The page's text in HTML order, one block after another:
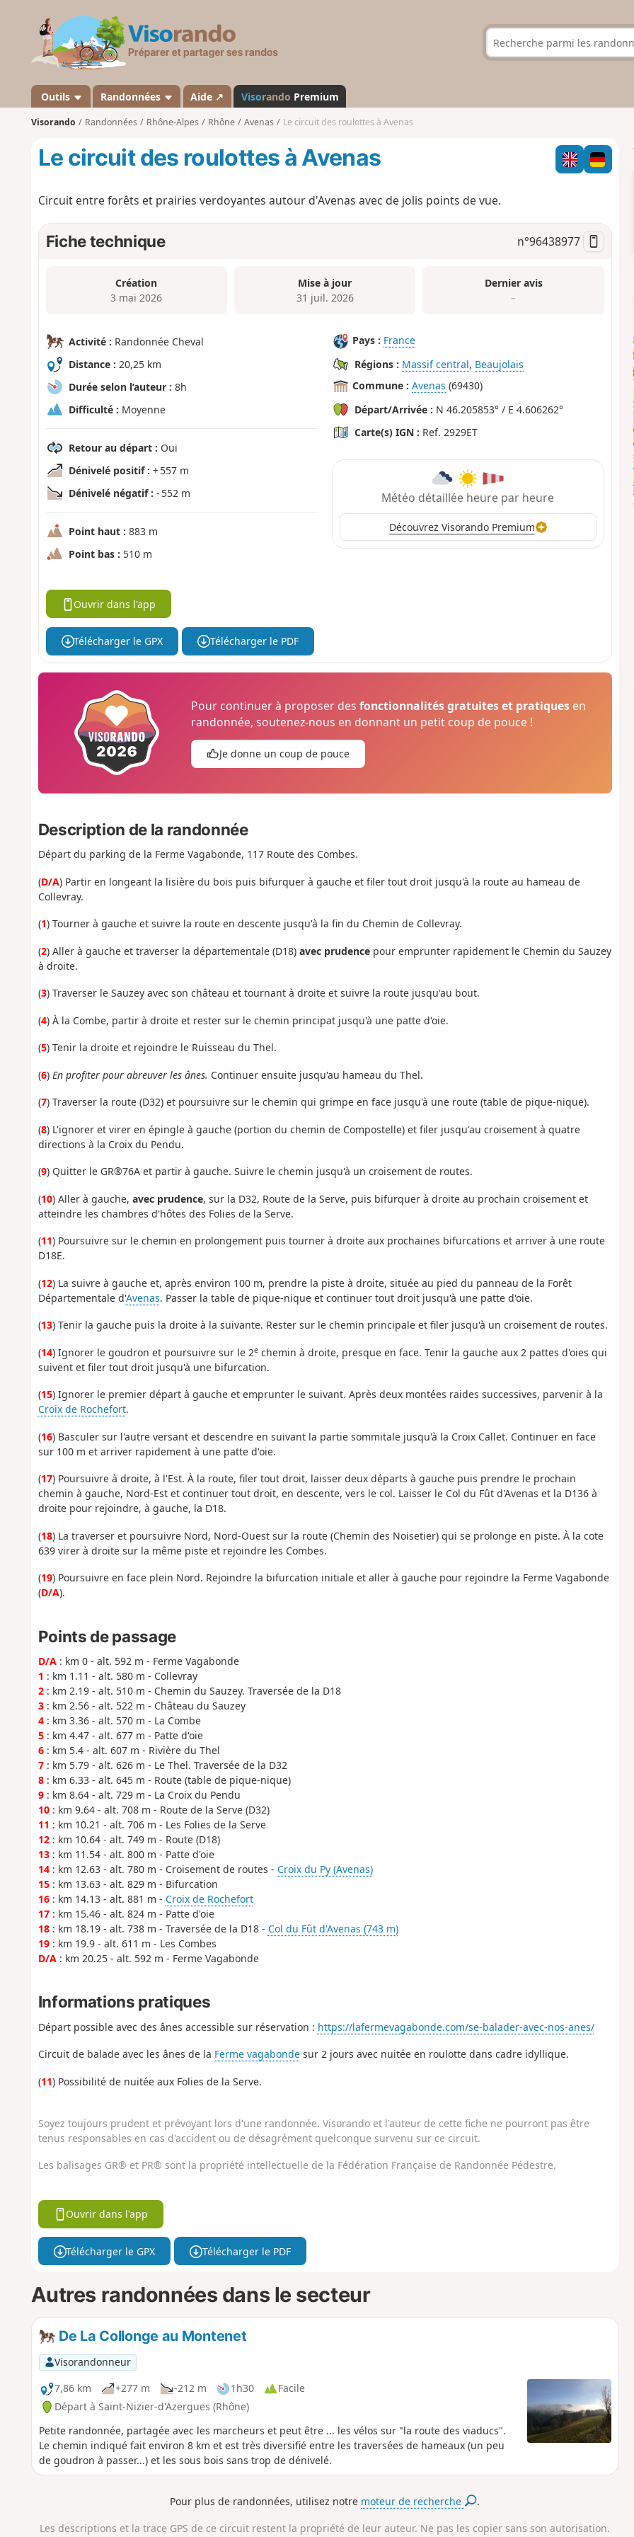
s
a
n
d
Outils Randonnées Aide ↗ Visorando Premium
Visorando Randonnées Rhône-Alpes Rhône Avenas Le circuit des roulottes à Avenas
Le circuit des roulottes à Avenas
Circuit entre forêts et prairies verdoyantes autour d'Avenas avec de jolis points de vue.
Fiche technique n°96438977
Création
3 mai 2026
Mise à jour
31 juil. 2026
Dernier avis
–
Activité : Randonnée Cheval
Distance : 20,25 km
Durée selon l’auteur : 8h
Difficulté : Moyenne
Retour au départ : Oui
Dénivelé positif : + 557 m
Dénivelé négatif : - 552 m
Point haut : 883 m
Point bas : 510 m
Pays : France
Régions : Massif central, Beaujolais
Commune : Avenas (69430)
Départ/Arrivée : N 46.205853° / E 4.606262°
Carte(s) IGN : Ref. 2929ET
Météo détaillée heure par heure
Découvrez Visorando Premium
Ouvrir dans l'app
Télécharger le GPX Télécharger le PDF
Pour continuer à proposer desfonctionnalités gratuites et pratiques en
randonnée, soutenez-nous en donnant un petit coup de pouce !
Je donne un coup de pouce
Description de la randonnée
Départ du parking de la Ferme Vagabonde, 117 Route des Combes.
(D/A) Partir en longeant la lisière du bois puis bifurquer à gauche et filer tout droit jusqu'à la route au hameau de
Collevray.
(1) Tourner à gauche et suivre la route en descente jusqu'à la fin du Chemin de Collevray.
(2) Aller à gauche et traverser la départementale (D18) avec prudencepour emprunter rapidement le Chemin du Sauzey
à droite.
(3) Traverser le Sauzey avec son château et tournant à droite et suivre la route jusqu'au bout.
(4) À la Combe, partir à droite et rester sur le chemin principat jusqu'à une patte d'oie.
(5) Tenir la droite et rejoindre le Ruisseau du Thel.
(6) En profiter pour abreuver les ânes. Continuer ensuite jusqu'au hameau du Thel.
(7) Traverser la route (D32) et poursuivre sur le chemin qui grimpe en face jusqu'à une route (table de pique-nique).
(8) L'ignorer et virer en épingle à gauche (portion du chemin de Compostelle) et filer jusqu'au croisement à quatre
directions à la Croix du Pendu.
(9) Quitter le GR®76A et partir à gauche. Suivre le chemin jusqu'à un croisement de routes.
(10) Aller à gauche, avec prudence, sur la D32, Route de la Serve, puis bifurquer à droite au prochain croisement et
atteindre les chambres d'hôtes des Folies de la Serve.
(11) Poursuivre sur le chemin en prolongement puis tourner à droite aux prochaines bifurcations et arriver à une route
D18E.
(12) La suivre à gauche et, après environ 100 m, prendre la piste à droite, située au pied du panneau de la Forêt
Départementale d'Avenas. Passer la table de pique-nique et continuer tout droit jusqu'à une patte d'oie.
(13) Tenir la gauche puis la droite à la suivante. Rester sur le chemin principale et filer jusqu'à un croisement de routes.
(14) Ignorer le goudron et poursuivre sur le 2echemin à droite, presque en face. Tenir la gauche aux 2 pattes d'oies qui
suivent et filer tout droit jusqu'à une bifurcation.
(15) Ignorer le premier départ à gauche et emprunter le suivant. Après deux montées raides successives, parvenir à la
Croix de Rochefort.
(16) Basculer sur l'autre versant et descendre en suivant la partie sommitale jusqu'à la Croix Callet. Continuer en face
sur 100 m et arriver rapidement à une patte d'oie.
(17) Poursuivre à droite, à l'Est. À la route, filer tout droit, laisser deux départs à gauche puis prendre le prochain
chemin à gauche, Nord-Est et continuer tout droit, en descente, vers le col. Laisser le Col du Fût d'Avenas et la D136 à
droite pour rejoindre, à gauche, la D18.
(18) La traverser et poursuivre Nord, Nord-Ouest sur la route (Chemin des Noisetier) qui se prolonge en piste. À la cote
639 virer à droite sur la même piste et rejoindre les Combes.
(19) Poursuivre en face plein Nord. Rejoindre la bifurcation initiale et aller à gauche pour rejoindre la Ferme Vagabonde
(D/A).
Points de passage
D/A: km 0 - alt. 592 m - Ferme Vagabonde
1 : km 1.11 - alt. 580 m - Collevray
2: km 2.19 - alt. 510 m - Chemin du Sauzey. Traversée de la D18
3: km 2.56 - alt. 522 m - Château du Sauzey
4: km 3.36 - alt. 570 m - La Combe
5: km 4.47 - alt. 677 m - Patte d'oie
6: km 5.4 - alt. 607 m - Rivière du Thel
7: km 5.79 - alt. 626 m - Le Thel. Traversée de la D32
8: km 6.33 - alt. 645 m - Route (table de pique-nique)
9: km 8.64 - alt. 729 m - La Croix du Pendu
10: km 9.64 - alt. 708 m - Route de la Serve (D32)
11 : km 10.21 - alt. 706 m - Les Folies de la Serve
12: km 10.64 - alt. 749 m - Route (D18)
13: km 11.54 - alt. 800 m - Patte d'oie
14: km 12.63 - alt. 780 m - Croisement de routes - Croix du Py (Avenas)
15: km 13.63 - alt. 829 m - Bifurcation
16: km 14.13 - alt. 881 m - Croix de Rochefort
17: km 15.46 - alt. 824 m - Patte d'oie
18: km 18.19 - alt. 738 m - Traversée de la D18 - Col du Fût d'Avenas (743 m)
19: km 19.9 - alt. 611 m - Les Combes
D/A: km 20.25 - alt. 592 m - Ferme Vagabonde
Informations pratiques
Départ possible avec des ânes accessible sur réservation : https://lafermevagabonde.com/se-balader-avec-nos-anes/
Circuit de balade avec les ânes de la Ferme vagabondesur 2 jours avec nuitée en roulotte dans cadre idyllique.
(11) Possibilité de nuitée aux Folies de la Serve.
Soyez toujours prudent et prévoyant lors d'une randonnée. Visorando et l'auteur de cette fiche ne pourront pas être
tenus responsables en cas d'accident ou de désagrément quelconque survenu sur ce circuit.
Les balisages GR® et PR® sont la propriété intellectuelle de la Fédération Française de Randonnée Pédestre.
Ouvrir dans l'app
Télécharger le GPX Télécharger le PDF
Autres randonnées dans le secteur
De La Collonge au Montenet
Visorandonneur
7,86 km
+277 m -212 m 1h30
Facile
Départ à Saint-Nizier-d'Azergues (Rhône)
Petite randonnée, partagée avec les marcheurs et peut être ... les vélos sur "la route des viaducs".
Le chemin indiqué fait environ 8 km et est très diversifié entre les traversées de hameaux (un peu
de goudron à passer...) et les sous bois sans trop de dénivelé.
Pour plus de randonnées, utilisez notre moteur de recherche .
Les descriptions et la trace GPS de ce circuit restent la propriété de leur auteur. Ne pas les copier sans son autorisation.